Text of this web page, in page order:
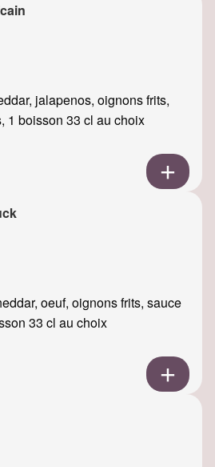
jalapenos, oignons frits,
1 boisson 33 cl au choix
oeuf, oignons frits, sauce
33 cl au choix